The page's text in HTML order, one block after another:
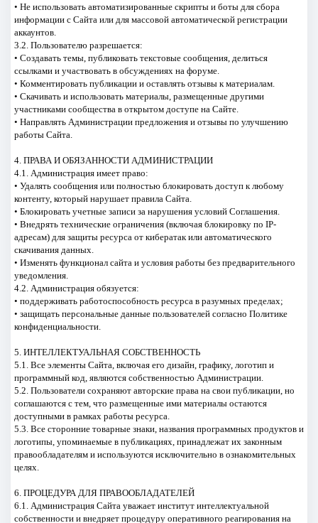
• Не использовать автоматизированные скрипты и боты для сбора
информации с Сайта или для массовой автоматической регистрации
аккаунтов.
3.2. Пользователю разрешается:
• Создавать темы, публиковать текстовые сообщения, делиться
ссылками и участвовать в обсуждениях на форуме.
• Комментировать публикации и оставлять отзывы к материалам.
• Скачивать и использовать материалы, размещенные другими
участниками сообщества в открытом доступе на Сайте.
• Направлять Администрации предложения и отзывы по улучшению
работы Сайта.
4. ПРАВА И ОБЯЗАННОСТИ АДМИНИСТРАЦИИ
4.1. Администрация имеет право:
• Удалять сообщения или полностью блокировать доступ к любому
контенту, который нарушает правила Сайта.
• Блокировать учетные записи за нарушения условий Соглашения.
• Внедрять технические ограничения (включая блокировку по IP-
адресам) для защиты ресурса от кибератак или автоматического
скачивания данных.
• Изменять функционал сайта и условия работы без предварительного
уведомления.
4.2. Администрация обязуется:
• поддерживать работоспособность ресурса в разумных пределах;
• защищать персональные данные пользователей согласно Политике
конфиденциальности.
5. ИНТЕЛЛЕКТУАЛЬНАЯ СОБСТВЕННОСТЬ
5.1. Все элементы Сайта, включая его дизайн, графику, логотип и
программный код, являются собственностью Администрации.
5.2. Пользователи сохраняют авторские права на свои публикации, но
соглашаются с тем, что размещенные ими материалы остаются
доступными в рамках работы ресурса.
5.3. Все сторонние товарные знаки, названия программных продуктов и
логотипы, упоминаемые в публикациях, принадлежат их законным
правообладателям и используются исключительно в ознакомительных
целях.
6. ПРОЦЕДУРА ДЛЯ ПРАВООБЛАДАТЕЛЕЙ
6.1. Администрация Сайта уважает институт интеллектуальной
собственности и внедряет процедуру оперативного реагирования на